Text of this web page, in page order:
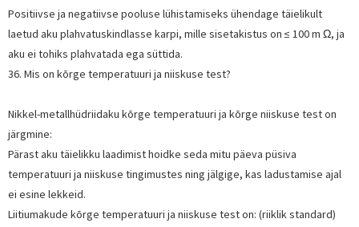
Positiivse ja negatiivse pooluse lühistamiseks ühendage täielikult
laetud aku plahvatuskindlasse karpi, mille sisetakistus on ≤ 100 m Ω, ja
aku ei tohiks plahvatada ega süttida.
36. Mis on kõrge temperatuuri ja niiskuse test?
Nikkel-metallhüdriidaku kõrge temperatuuri ja kõrge niiskuse test on
järgmine:
Pärast aku täielikku laadimist hoidke seda mitu päeva püsiva
temperatuuri ja niiskuse tingimustes ning jälgige, kas ladustamise ajal
ei esine lekkeid.
Liitiumakude kõrge temperatuuri ja niiskuse test on: (riiklik standard)